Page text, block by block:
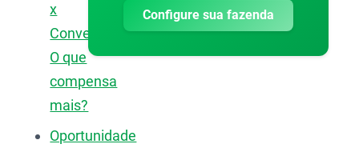
x
Convencional:
O que
compensa
mais?
Oportunidade
Configure sua fazenda